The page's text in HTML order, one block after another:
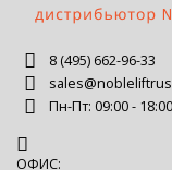
8 (495) 662-96-33
Пн-Пт: 09:00 - 18:00
ОФИС: